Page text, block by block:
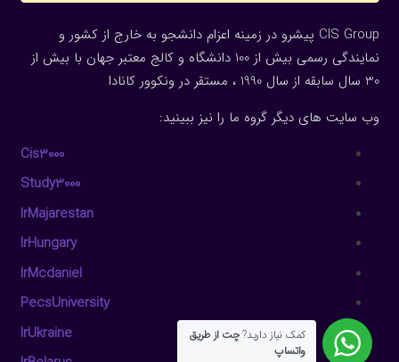
CIS Group پیشرو در زمینه اعزام دانشجو به خارج از کشور و
نمایندگی رسمی بیش از 100 دانشگاه و کالج معتبر جهان با بیش از
30 سال سابقه از سال 1990 ، مستقر در ونکوور کانادا
وب سایت های دیگر گروه ما را نیز ببینید:
Cis3000
Study3000
IrMajarestan
IrHungary
IrMcdaniel
PecsUniversity
IrUkraine
کمک نیاز دارید?چت از طریق
واتساپ